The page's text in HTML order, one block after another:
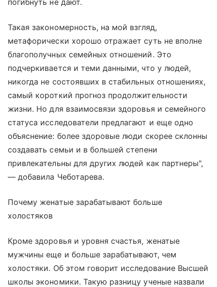
Такая закономерность, на мой взгляд,
метафорически хорошо отражает суть не вполне
благополучных семейных отношений. Это
подчеркивается и теми данными, что у людей,
никогда не состоявших в стабильных отношениях,
самый короткий прогноз продолжительности
жизни. Но для взаимосвязи здоровья и семейного
статуса исследователи предлагают и еще одно
объяснение: более здоровые люди скорее склонны
создавать семьи и в большей степени
привлекательны для других людей как партнеры",
— добавила Чеботарева.
Почему женатые зарабатывают больше
холостяков
Кроме здоровья и уровня счастья, женатые
мужчины еще и больше зарабатывают, чем
холостяки. Об этом говорит исследование Высшей
школы экономики. Такую разницу ученые назвали